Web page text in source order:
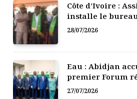
Côte d’Ivoire :
installe le
mutuelle de
28/07/2026
Eau : Abidjan
premier Forum
l’Afrique de
27/07/2026